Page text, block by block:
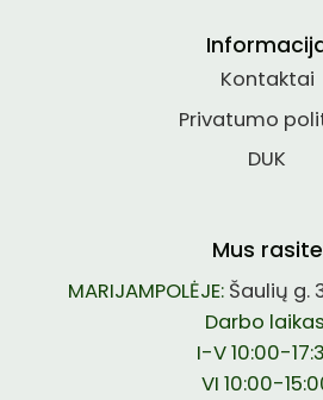
Kontaktai
Privatumo
DUK
Mus rasite
MARIJAMPOLĖJE: Šaulių g.
Darbo
I-V 10:00-
VI 10:00-